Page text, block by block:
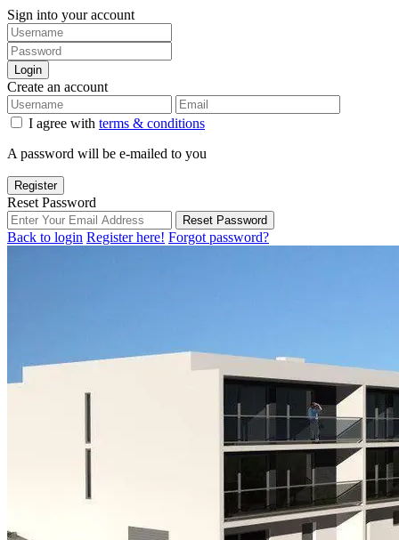
Sign into your account
Login
Create an account
I agree with terms & conditions
A password will be e-mailed to you
Register
Reset Password
Reset Password
Back to login Register here! Forgot password?